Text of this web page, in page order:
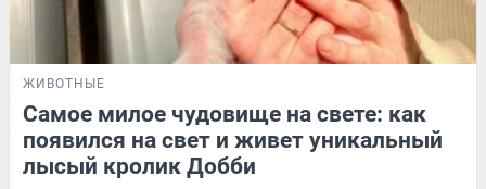
ЖИВОТНЫЕ
Самое милое чудовище на свете: как
появился на свет и живет уникальный
лысый кролик Добби